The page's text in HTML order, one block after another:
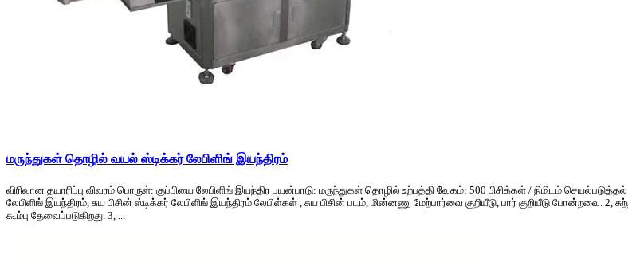
மருந்துகள் தொழில் வயல் ஸ்டிக்கர் லேபிளிங் இயந்திரம்
விரிவான தயாரிப்பு விவரம் பொருள்: குப்பியை லேபிளிங் இயந்திர பயன்பாடு: மருந்துகள் தொழில் உற்பத்தி வேகம்: 500 பிசிக்கள் / நிமிடம்
லேபிளிங் இயந்திரம், சுய பிசின் ஸ்டிக்கர் லேபிளிங் இயந்திரம் லேபிள்கள் , சுய பிசின் படம், மின்னணு மேற்பார்வை குறியீடு, பார் குறியீடு போன்றவை. 2,
கூம்பு தேவைப்படுகிறது. 3, ...